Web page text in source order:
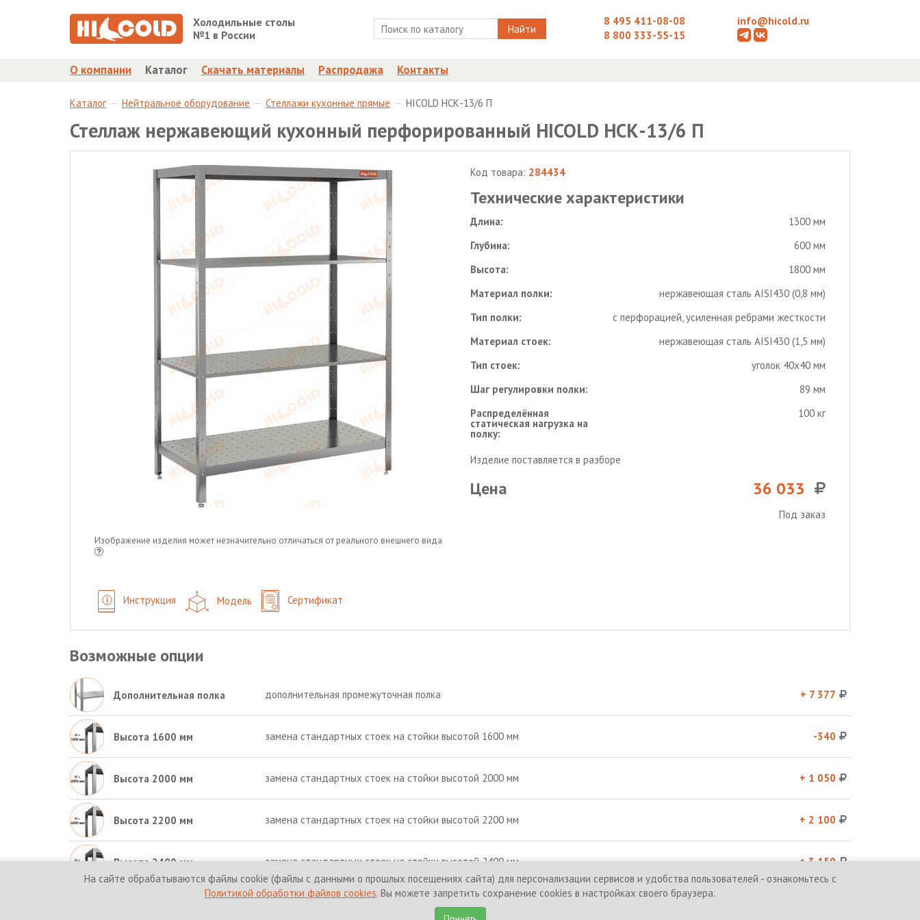
Холодильные столы
№1 в России
Найти
8 495 411-08-08
8 800 333-55-15
info@hicold.ru
О компании Каталог Скачать материалы Распродажа Контакты
Каталог Нейтральное оборудование Стеллажи кухонные прямые HICOLD НСК-13/6 П
Стеллаж нержавеющий кухонный перфорированный HICOLD НСК-13/6 П
Изображение изделия может незначительно отличаться от реального внешнего вида
Инструкция Модель Сертификат
Код товара: 284434
Технические характеристики
Длина:
1300 мм
Глубина:
600 мм
Высота:
1800 мм
Материал полки:
нержавеющая сталь AISI430 (0,8 мм)
Тип полки:
с перфорацией, усиленная ребрами жесткости
Материал стоек:
нержавеющая сталь AISI430 (1,5 мм)
Тип стоек:
уголок 40х40 мм
Шаг регулировки полки:
89 мм
Распределённая
статическая нагрузка на
полку:
100 кг
Изделие поставляется в разборе
Цена 36 033
Под заказ
Возможные опции
Дополнительная полка дополнительная промежуточная полка + 7 377
Высота 1600 мм замена стандартных стоек на стойки высотой 1600 мм -340
Высота 2000 мм замена стандартных стоек на стойки высотой 2000 мм + 1 050
Высота 2200 мм замена стандартных стоек на стойки высотой 2200 мм + 2 100
Высота 2400 мм замена стандартных стоек на стойки высотой 2400 мм + 3 150
Политика конфиденциальности
На сайте обрабатываются файлы cookie (файлы с данными о прошлых посещениях сайта) для персонализации сервисов и удобства пользователей - ознакомьтесь с
Политикой обработки файлов cookies. Вы можете запретить сохранение cookies в настройках своего браузера.